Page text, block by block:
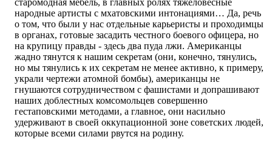
старомодная мебель, в главных ролях тяжеловесные
народные артисты с мхатовскими интонациями… Да, речь
о том, что были у нас отдельные карьеристы и проходимцы
в органах, готовые засадить честного боевого офицера, но
на крупицу правды - здесь два пуда лжи. Американцы
жадно тянутся к нашим секретам (они, конечно, тянулись,
но мы тянулись к их секретам не менее активно, к примеру,
украли чертежи атомной бомбы), американцы не
гнушаются сотрудничеством с фашистами и допрашивают
наших доблестных комсомольцев совершенно
гестаповскими методами, а главное, они насильно
удерживают в своей оккупационной зоне советских людей,
которые всеми силами рвутся на родину.